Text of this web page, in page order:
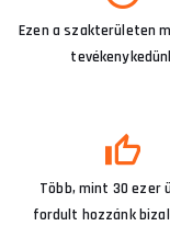
Ezen a szakterületen
Több, mint 30 ezer
fordult hozzánk